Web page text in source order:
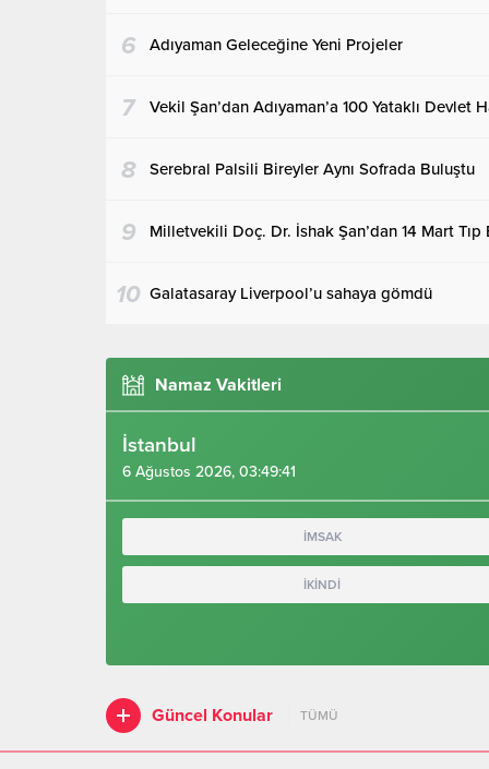
6 Adıyaman Geleceğine Yeni Projeler
7 Vekil Şan’dan Adıyaman’a 100 Yataklı Devlet
8 Serebral Palsili Bireyler Aynı Sofrada Buluştu
9 Milletvekili Doç. Dr. İshak Şan’dan 14 Mart Tıp
10 Galatasaray Liverpool’u sahaya gömdü
Namaz Vakitleri
İstanbul
6 Ağustos 2026, 03:49:42
İMSAK
İKİNDİ
Güncel Konular TÜMÜ